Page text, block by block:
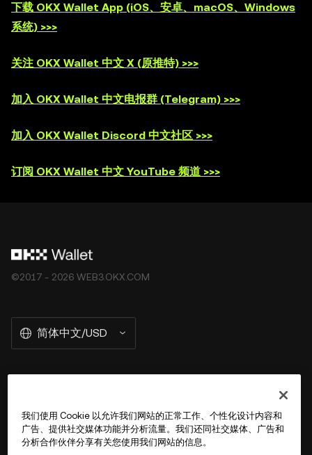
下载 OKX Wallet App (iOS、安卓、macOS、Windows
系统) >>>
关注 OKX Wallet 中文 X (原推特) >>>
加入 OKX Wallet 中文电报群 (Telegram) >>>
加入 OKX Wallet Discord 中文社区 >>>
订阅 OKX Wallet 中文 YouTube 频道 >>>
©2017 - 2026 WEB3.OKX.COM
简体中文/USD
产品
我们使用 Cookie 以允许我们网站的正常工作、个性化设计内容和
广告、提供社交媒体功能并分析流量。我们还同社交媒体、广告和
分析合作伙伴分享有关您使用我们网站的信息。